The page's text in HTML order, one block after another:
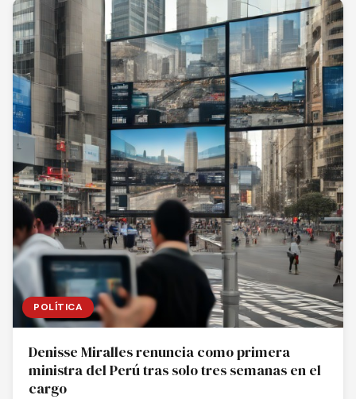
POLÍTICA
Denisse Miralles renuncia como primera
ministra del Perú tras solo tres semanas en el
cargo